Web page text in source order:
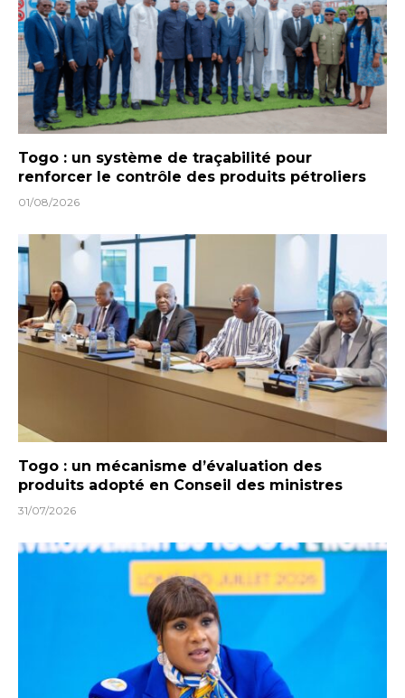
Togo : un système de traçabilité pour
renforcer le contrôle des produits pétroliers
01/08/2026
Togo : un mécanisme d’évaluation des
produits adopté en Conseil des ministres
31/07/2026